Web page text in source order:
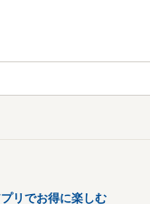
リでお得に楽しむ